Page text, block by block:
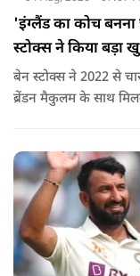
'इंग्लैंड का कोच बनना
स्टोक्स ने किया बड़ा
बेन स्टोक्स ने 2022 से
ब्रेंडन मैकुलम के साथ